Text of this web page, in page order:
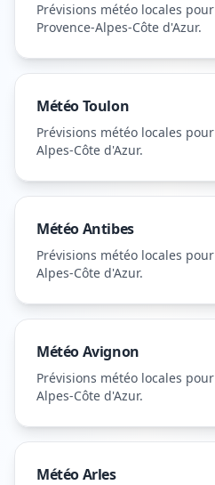
Prévisions météo locales pour
Provence-Alpes-Côte d'Azur.
MétéoToulon
Prévisions météo locales pour
Alpes-Côte d'Azur.
MétéoAntibes
Prévisions météo locales pour
Alpes-Côte d'Azur.
MétéoAvignon
Prévisions météo locales pour
Alpes-Côte d'Azur.
MétéoArles